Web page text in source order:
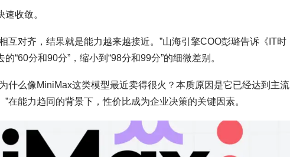
收敛。
互对齐，结果就是能力越来越接近。”山海引擎COO彭璐告诉《IT时
“60分和90分”，缩小到“98分和99分”的细微差别。
什么像MiniMax这类模型最近卖得很火？本质原因是它已经达到主流
在能力趋同的背景下，性价比成为企业决策的关键因素。